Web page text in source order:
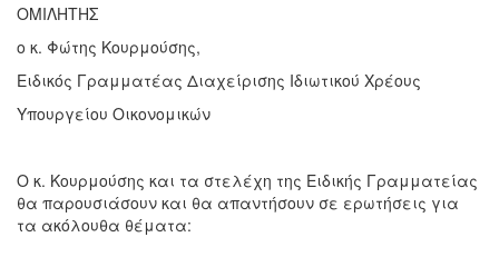
ΟΜΙΛΗΤΗΣ
o κ. Φώτης Κουρμούσης,
Ειδικός Γραμματέας Διαχείρισης Ιδιωτικού Χρέους
Υπουργείου Οικονομικών
Ο κ. Κουρμούσης και τα στελέχη της Ειδικής Γραμματείας
θα παρουσιάσουν και θα απαντήσουν σε ερωτήσεις για
τα ακόλουθα θέματα: